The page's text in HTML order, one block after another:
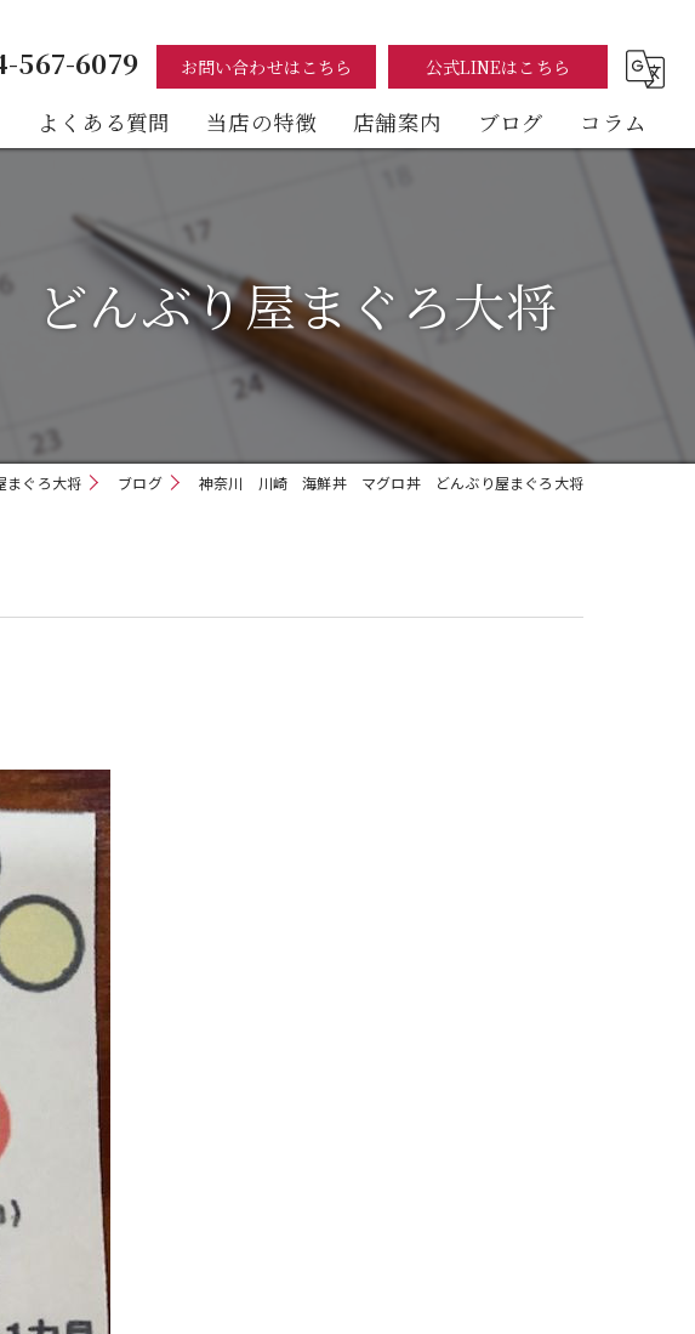
567-6079 お問い合わせはこちら 公式LINEはこちら
よくある質問 当店の特徴
海鮮丼
テイクアウト
デリバリー
店舗案内 ブログ コラム
んぶり屋まぐろ大将
まぐろ大将 ブログ 神奈川 川崎 海鮮丼 マグロ丼 どんぶり屋まぐろ大将